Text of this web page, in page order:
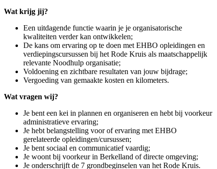
Wat krijg jij?
Een uitdagende functie waarin je je organisatorische
kwaliteiten verder kan ontwikkelen;
De kans om ervaring op te doen met EHBO opleidingen en
verdiepingscursussen bij het Rode Kruis als maatschappelijk
relevante Noodhulp organisatie;
Voldoening en zichtbare resultaten van jouw bijdrage;
Vergoeding van gemaakte kosten en kilometers.
Wat vragen wij?
Je bent een kei in plannen en organiseren en hebt bij voorkeur
administratieve ervaring;
Je hebt belangstelling voor of ervaring met EHBO
gerelateerde opleidingen/cursussen;
Je bent sociaal en communicatief vaardig;
Je woont bij voorkeur in Berkelland of directe omgeving;
Je onderschrijft de 7 grondbeginselen van het Rode Kruis.